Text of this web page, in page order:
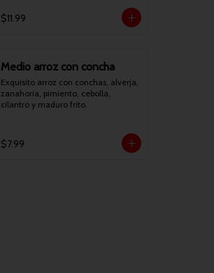
$11.99
Medio arroz con concha
Exquisito arroz con conchas, alverja,
zanahoria, pimiento, cebolla,
cilantro y maduro frito.
$7.99